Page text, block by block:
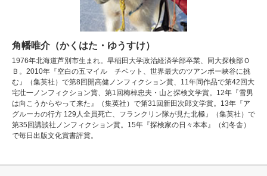
角幡唯介（かくはた・ゆうすけ）
1976年北海道芦別市生まれ。早稲田大学政治経済学部卒業、同大探検部Ｏ
Ｂ。2010年『空白の五マイル チベット、世界最大のツアンポー峡谷に挑
む』（集英社）で第8回開高健ノンフィクション賞、11年同作品で第42回大
宅壮一ノンフィクション賞、第1回梅棹忠夫・山と探検文学賞。12年『雪男
は向こうからやって来た』（集英社）で第31回新田次郎文学賞。13年『ア
グルーカの行方 129人全員死亡、フランクリン隊が見た北極』（集英社）で
第35回講談社ノンフィクション賞。15年『探検家の日々本本』（幻冬舎）
で毎日出版文化賞書評賞。